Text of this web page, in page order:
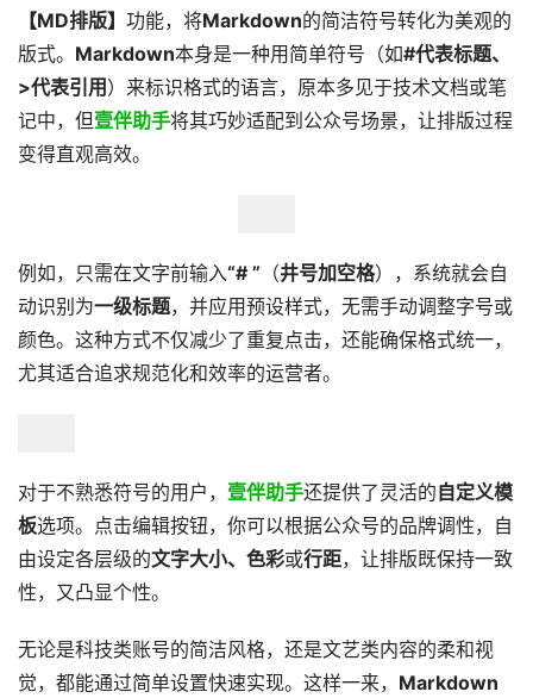
【MD排版】 功能，将Markdown的简洁符号转化为美观的
版式。 Markdown本身是一种用简单符号（如#代表标题、
>代表引用 ）来标识格式的语言，原本多见于技术文档或笔
记中，但壹伴助手将其巧妙适配到公众号场景，让排版过程
变得直观高效。
例如，只需在文字前输入“# ” （井号加空格），系统就会自
动识别为一级标题，并应用预设样式，无需手动调整字号或
颜色。这种方式不仅减少了重复点击，还能确保格式统一，
尤其适合追求规范化和效率的运营者。
对于不熟悉符号的用户， 壹伴助手还提供了灵活的自定义模
板选项。点击编辑按钮，你可以根据公众号的品牌调性，自
由设定各层级的文字大小、色彩或行距，让排版既保持一致
性，又凸显个性。
无论是科技类账号的简洁风格，还是文艺类内容的柔和视
觉，都能通过简单设置快速实现。这样一来， Markdown